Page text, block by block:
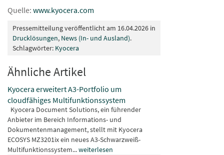
Quelle: www.kyocera.com
Pressemitteilung veröffentlicht am 16.04.2026 in
Drucklösungen, News (In- und Ausland).
Schlagwörter: Kyocera
Ähnliche Artikel
Kyocera erweitert A3-Portfolio um
cloudfähiges Multifunktionssystem
Kyocera Document Solutions, ein führender
Anbieter im Bereich Informations- und
Dokumentenmanagement, stellt mit Kyocera
ECOSYS MZ3201ix ein neues A3-Schwarzweiß-
Multifunktionssystem...weiterlesen